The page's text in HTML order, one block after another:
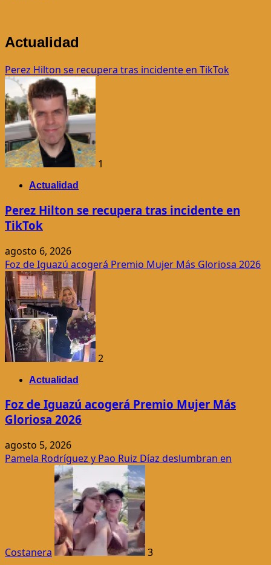
Actualidad
Perez Hilton se recupera tras incidente en TikTok
1
Actualidad
Perez Hilton se recupera tras incidente en
TikTok
agosto 6, 2026
Foz de Iguazú acogerá Premio Mujer Más Gloriosa 2026
2
Actualidad
Foz de Iguazú acogerá Premio Mujer Más
Gloriosa 2026
agosto 5, 2026
Pamela Rodríguez y Pao Ruiz Díaz deslumbran en
Costanera 3